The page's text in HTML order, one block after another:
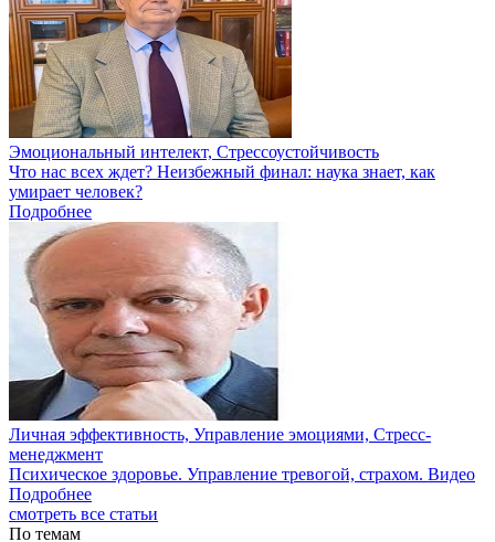
Эмоциональный интелект, Стрессоустойчивость
Что нас всех ждет? Неизбежный финал: наука знает, как
умирает человек?
Подробнее
Личная эффективность, Управление эмоциями, Стресс-
менеджмент
Психическое здоровье. Управление тревогой, страхом. Видео
Подробнее
смотреть все статьи
По темам